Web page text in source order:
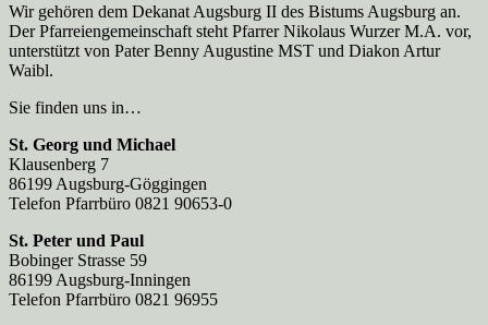
Wir gehören dem Dekanat Augsburg II des Bistums Augsburg an.
Der Pfarreien­gemeinschaft steht Pfarrer Nikolaus Wurzer M.A. vor,
unterstützt von Pater Benny Augustine MST und Diakon Artur
Waibl.
Sie finden uns in…
St. Georg und Michael
Klausenberg 7
86199 Augsburg-Göggingen
Telefon Pfarrbüro 0821 90653-0
St. Peter und Paul
Bobinger Strasse 59
86199 Augsburg-Inningen
Telefon Pfarrbüro 0821 96955